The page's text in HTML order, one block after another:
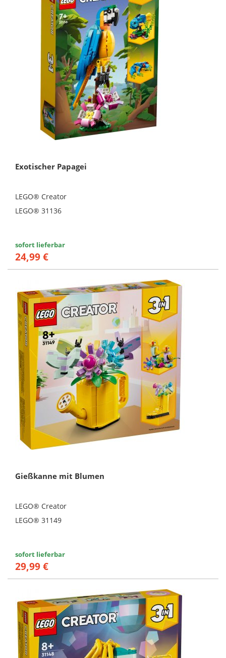
Exotischer Papagei
LEGO® Creator
LEGO® 31136
sofort lieferbar
24,99 €
Gießkanne mit Blumen
LEGO® Creator
LEGO® 31149
sofort lieferbar
29,99 €